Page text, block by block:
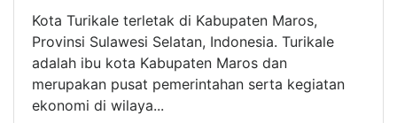
Kota Turikale terletak di Kabupaten Maros,
Provinsi Sulawesi Selatan, Indonesia. Turikale
adalah ibu kota Kabupaten Maros dan
merupakan pusat pemerintahan serta kegiatan
ekonomi di wilaya...